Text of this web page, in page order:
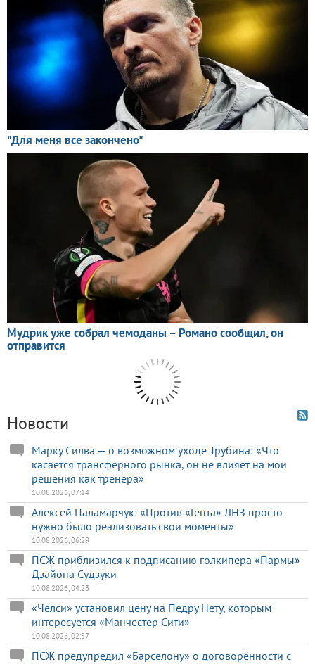
Новости
Марку Силва — о возможном уходе Трубина: «Что
касается трансферного рынка, он не влияет на мои
решения как тренера»
10.08.2026, 07:14
Алексей Паламарчук: «Против «Гента» ЛНЗ просто
нужно было реализовать свои моменты»
10.08.2026, 06:29
ПСЖ приблизился к подписанию голкипера «Пармы»
Дзайона Судзуки
10.08.2026, 04:23
«Челси» установил цену на Педру Нету, которым
интересуется «Манчестер Сити»
10.08.2026, 02:57
ПСЖ предупредил «Барселону» о договорённости с